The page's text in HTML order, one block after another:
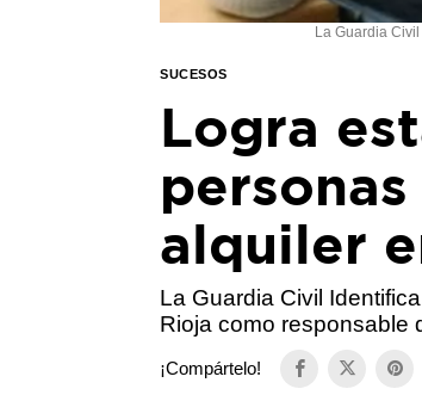
La Guardia
SUCESOS
Logra
alquiler
La Guardia Civil
Rioja como responsable
¡Compártelo!